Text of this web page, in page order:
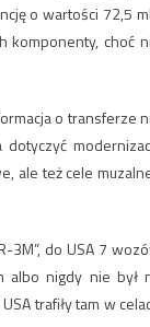
o wartości 72,5
komponenty, choć
o transferze
ale też cele
3M”, do USA 7
albo nigdy nie był
trafiły tam w